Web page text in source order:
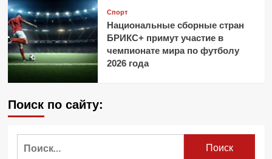
Спорт
Национальные сборные стран
БРИКС+ примут участие в
чемпионате мира по футболу
2026 года
Поиск по сайту: